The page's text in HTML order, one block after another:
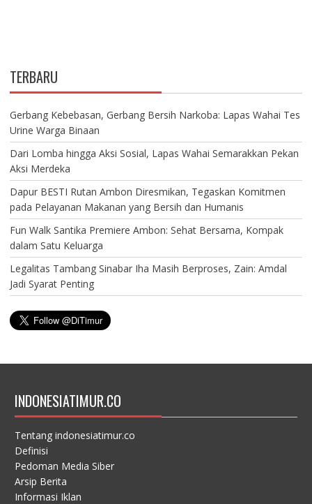
TERBARU
Gerbang Kebebasan, Gerbang Bersih Narkoba: Lapas Wahai Tes
Urine Warga Binaan
Dari Lomba hingga Aksi Sosial, Lapas Wahai Semarakkan Pekan
Aksi Merdeka
Dapur BESTI Rutan Ambon Diresmikan, Tegaskan Komitmen
pada Pelayanan Makanan yang Bersih dan Humanis
Fun Walk Santika Premiere Ambon: Sehat Bersama, Kompak
dalam Satu Keluarga
Legalitas Tambang Sinabar Iha Masih Berproses, Zain: Amdal
Jadi Syarat Penting
INDONESIATIMUR.CO
Tentang indonesiatimur.co
Definisi
Pedoman Media Siber
Arsip Berita
Informasi Iklan